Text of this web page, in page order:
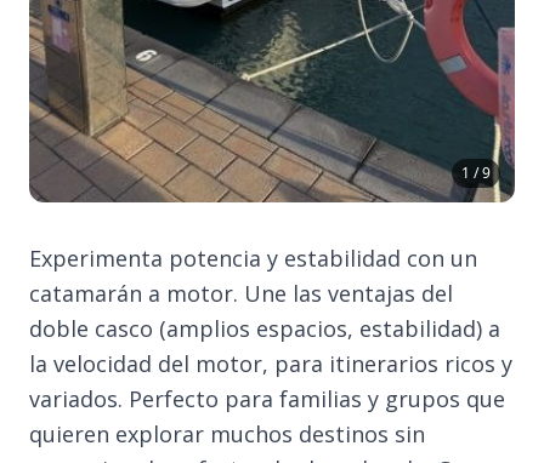
1 / 9
Experimenta potencia y estabilidad con un
catamarán a motor. Une las ventajas del
doble casco (amplios espacios, estabilidad) a
la velocidad del motor, para itinerarios ricos y
variados. Perfecto para familias y grupos que
quieren explorar muchos destinos sin